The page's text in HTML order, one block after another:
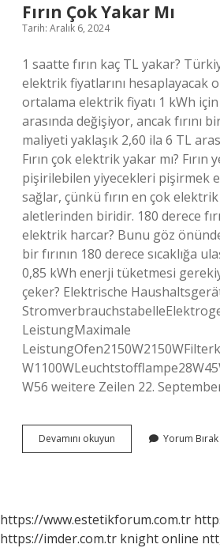
Fırın Çok Yakar Mı
Tarih: Aralık 6, 2024
1 saatte fırın kaç TL yakar?
elektrik fiyatlarını hesaplayacak
ortalama elektrik fiyatı 1 kWh için
arasında değişiyor, ancak fırını
maliyeti yaklaşık 2,60 ila 6 TL
Fırın çok elektrik yakar mı? Fırın
pişirilebilen yiyecekleri pişirmek
sağlar, çünkü fırın en çok
aletlerinden biridir. 180 derece
elektrik harcar? Bunu göz
bir fırının 180 derece sıcaklığa
0,85 kWh enerji tüketmesi
çeker? Elektrische
LeistungMaximale
W56 weitere Zeilen 22.
Devamını okuyun
Çok
Yorum Bırak
https://www.estetikforum.com.tr
https://imder.com.tr knight online